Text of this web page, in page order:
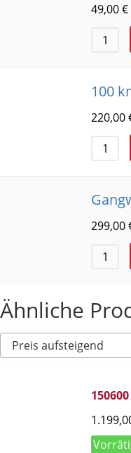
49,00€
100
220,00
299,00
Ähnliche
Preis aufsteigend